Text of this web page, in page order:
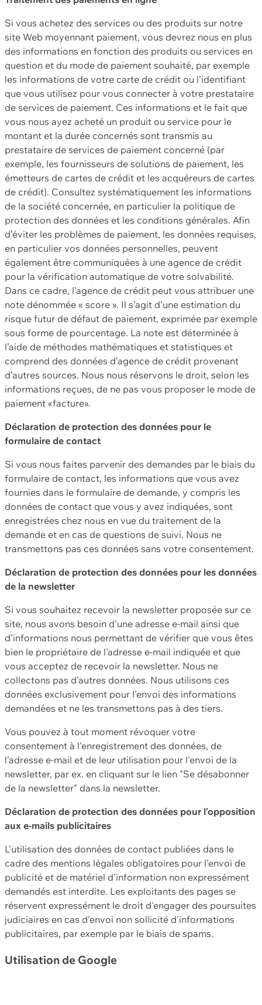
Si vous achetez des services ou des produits sur notre
site Web moyennant paiement, vous devrez nous en plus
des informations en fonction des produits ou services en
question et du mode de paiement souhaité, par exemple
les informations de votre carte de crédit ou l’identifiant
que vous utilisez pour vous connecter à votre prestataire
de services de paiement. Ces informations et le fait que
vous nous ayez acheté un produit ou service pour le
montant et la durée concernés sont transmis au
prestataire de services de paiement concerné (par
exemple, les fournisseurs de solutions de paiement, les
émetteurs de cartes de crédit et les acquéreurs de cartes
de crédit). Consultez systématiquement les informations
de la société concernée, en particulier la politique de
protection des données et les conditions générales. Afin
d’éviter les problèmes de paiement, les données requises,
en particulier vos données personnelles, peuvent
également être communiquées à une agence de crédit
pour la vérification automatique de votre solvabilité.
Dans ce cadre, l’agence de crédit peut vous attribuer une
note dénommée « score ». Il s’agit d’une estimation du
risque futur de défaut de paiement, exprimée par exemple
sous forme de pourcentage. La note est déterminée à
l’aide de méthodes mathématiques et statistiques et
comprend des données d’agence de crédit provenant
d’autres sources. Nous nous réservons le droit, selon les
informations reçues, de ne pas vous proposer le mode de
paiement «facture».
Déclaration de protection des données pour le
formulaire de contact
Si vous nous faites parvenir des demandes par le biais du
formulaire de contact, les informations que vous avez
fournies dans le formulaire de demande, y compris les
données de contact que vous y avez indiquées, sont
enregistrées chez nous en vue du traitement de la
demande et en cas de questions de suivi. Nous ne
transmettons pas ces données sans votre consentement.
Déclaration de protection des données pour les données
de la newsletter
Si vous souhaitez recevoir la newsletter proposée sur ce
site, nous avons besoin d'une adresse e-mail ainsi que
d'informations nous permettant de vérifier que vous êtes
bien le propriétaire de l'adresse e-mail indiquée et que
vous acceptez de recevoir la newsletter. Nous ne
collectons pas d'autres données. Nous utilisons ces
données exclusivement pour l'envoi des informations
demandées et ne les transmettons pas à des tiers.
Vous pouvez à tout moment révoquer votre
consentement à l'enregistrement des données, de
l'adresse e-mail et de leur utilisation pour l'envoi de la
newsletter, par ex. en cliquant sur le lien "Se désabonner
de la newsletter" dans la newsletter.
Déclaration de protection des données pour l'opposition
aux e-mails publicitaires
L'utilisation des données de contact publiées dans le
cadre des mentions légales obligatoires pour l'envoi de
publicité et de matériel d'information non expressément
demandés est interdite. Les exploitants des pages se
réservent expressément le droit d'engager des poursuites
judiciaires en cas d'envoi non sollicité d'informations
publicitaires, par exemple par le biais de spams.
Utilisation de Google